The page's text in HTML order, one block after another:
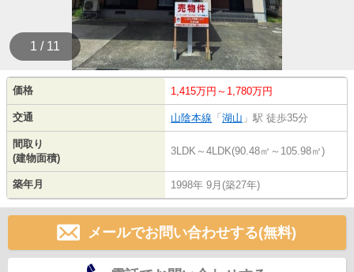
1 / 11
価格 1,415万円～1,780万円
交通 山陰本線 「 湖山 」駅 徒歩35分
間取り
(建物面積)
3LDK～4LDK(90.48㎡～105.98㎡)
築年月 1998年 9月(築27年)
メールでお問い合わせする(無料)